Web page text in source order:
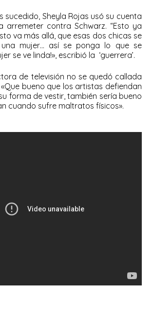
sucedido, Sheyla Rojas usó su cuenta
arremeter contra Schwarz. “Esto ya
va más allá, que esas dos chicas se
mujer… así se ponga lo que se
se ve linda!», escribió la ‘guerrera’.
de televisión no se quedó callada
bueno que los artistas defiendan
forma de vestir, también sería bueno
cuando sufre maltratos físicos».